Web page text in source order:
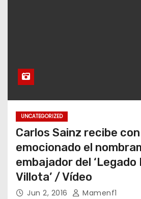
UNCATEGORIZED
Carlos Sainz recibe
emocionado el
embajador del ‘Legado
Villota’ / Vídeo
Jun 2, 2016 Mamenf1